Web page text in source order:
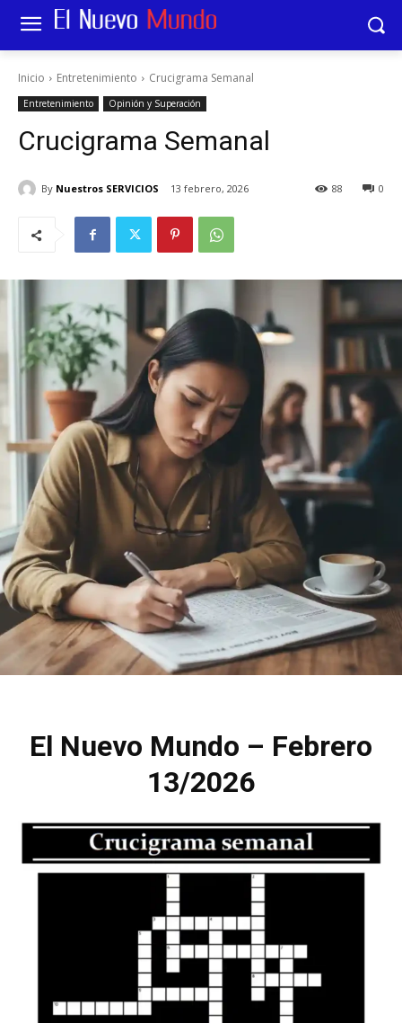
Inicio Entretenimiento Crucigrama Semanal
Entretenimiento Opinión y Superación
Crucigrama Semanal
By Nuestros SERVICIOS 13 febrero, 2026 0
88
El Nuevo Mundo – Febrero
13/2026